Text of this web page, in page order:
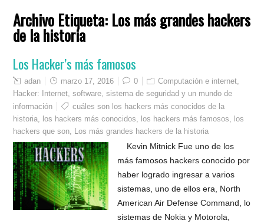
Archivo Etiqueta: Los más grandes hackers
de la historia
Los Hacker’s más famosos
adan marzo 17, 2016 0 Computación e internet
Hacker: Internet, software, sistema de seguridad y un mundo de
información
cuáles son los hackers más conocidos de la
historia
los hackers más conocidos los hackers más famosos
los
hackers que son
Los más grandes hackers de la historia
Kevin Mitnick Fue uno de los
más famosos hackers conocido por
haber logrado ingresar a varios
sistemas, uno de ellos era, North
American Air Defense Command, lo
sistemas de Nokia y Motorola,